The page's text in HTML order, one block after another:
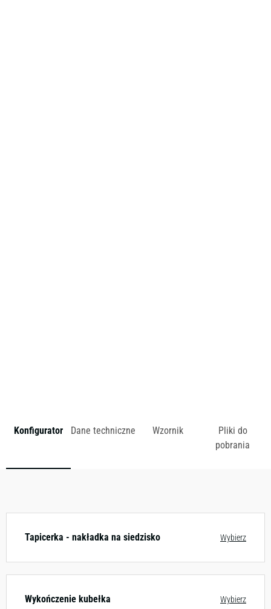
Dostępny w różnych konfiguracjach kolorystycznych.
Konfigurator Dane techniczne Wzornik
Pliki do
pobrania
Tapicerka - nakładka na siedzisko Wybierz
Wykończenie kubełka Wybierz